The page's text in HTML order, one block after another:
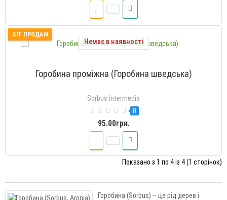
ХІТ ПРОДАЖ
Немає в наявності
Горобина проміжна (Горобина шведська)
Sorbus intermedia
0
95.00грн.
Показано з 1 по 4 із 4 (1 сторінок)
Горобина (Sorbus) – це рід дерев і